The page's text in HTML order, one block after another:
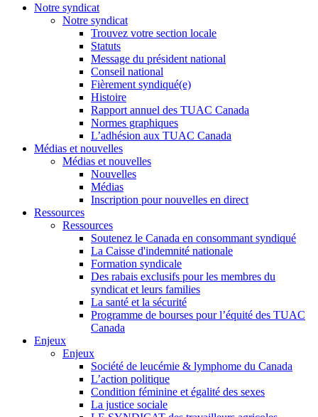
Notre syndicat
Notre syndicat
Trouvez votre section locale
Statuts
Message du président national
Conseil national
Fièrement syndiqué(e)
Histoire
Rapport annuel des TUAC Canada
Normes graphiques
L’adhésion aux TUAC Canada
Médias et nouvelles
Médias et nouvelles
Nouvelles
Médias
Inscription pour nouvelles en direct
Ressources
Ressources
Soutenez le Canada en consommant syndiqué
La Caisse d'indemnité nationale
Formation syndicale
Des rabais exclusifs pour les membres du
syndicat et leurs families
La santé et la sécurité
Programme de bourses pour l’équité des TUAC
Canada
Enjeux
Enjeux
Société de leucémie & lymphome du Canada
L’action politique
Condition féminine et égalité des sexes
La justice sociale